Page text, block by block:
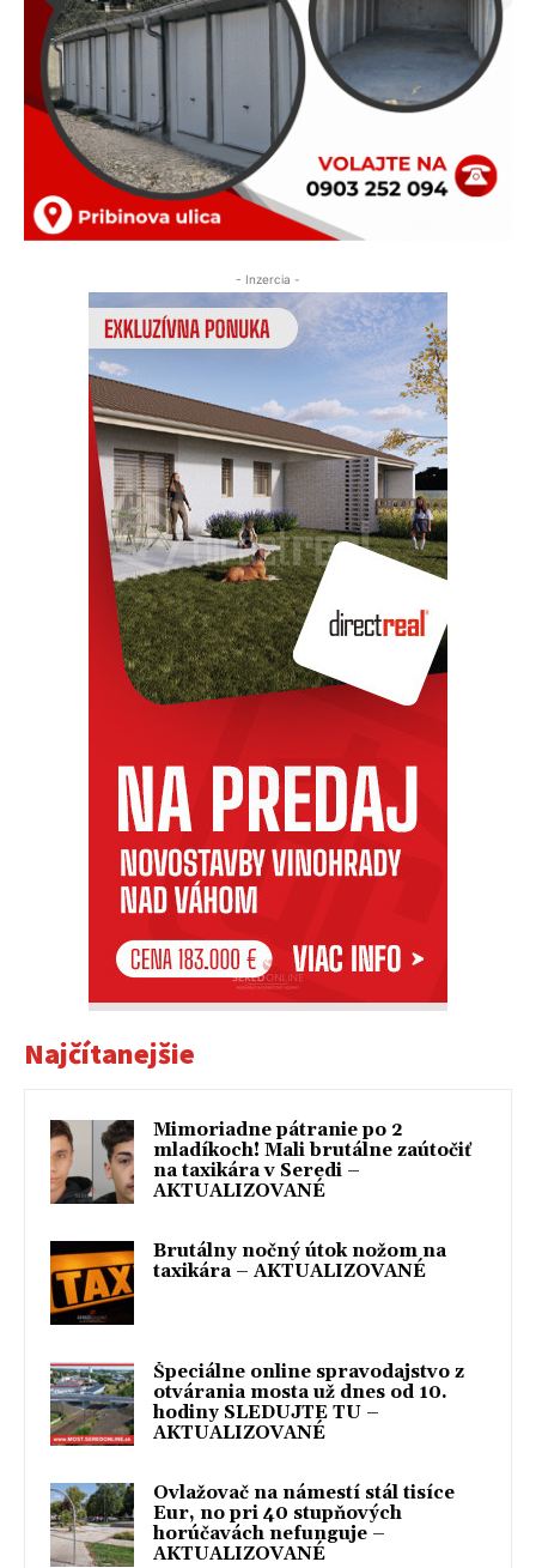
- Inzercia -
Najčítanejšie
Mimoriadne pátranie po 2
mladíkoch! Mali brutálne zaútočiť
na taxikára v Seredi –
AKTUALIZOVANÉ
Brutálny nočný útok nožom na
taxikára – AKTUALIZOVANÉ
Špeciálne online spravodajstvo z
otvárania mosta už dnes od 10.
hodiny SLEDUJTE TU –
AKTUALIZOVANÉ
Ovlažovač na námestí stál tisíce
Eur, no pri 40 stupňových
horúčavách nefunguje –
AKTUALIZOVANÉ